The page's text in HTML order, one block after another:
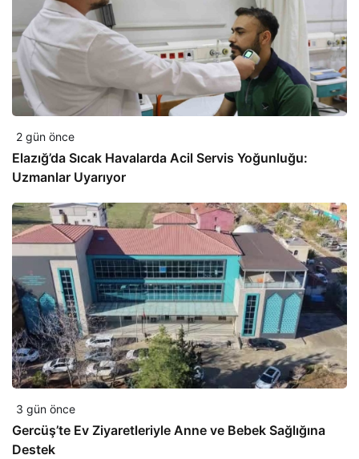
2 gün önce
Elazığ’da Sıcak Havalarda Acil Servis Yoğunluğu:
Uzmanlar Uyarıyor
3 gün önce
Gercüş’te Ev Ziyaretleriyle Anne ve Bebek Sağlığına
Destek